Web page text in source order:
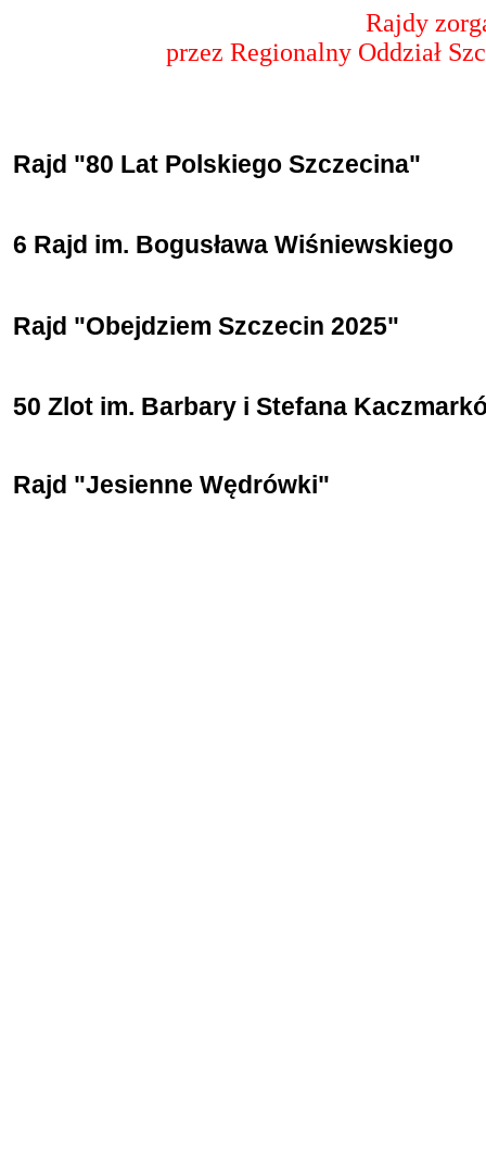
Rajdy
przez Regionalny Oddział
Rajd "80 Lat Polskiego Szczecina"
6 Rajd im. Bogusława Wiśniewskiego
Rajd "Obejdziem Szczecin 2025"
50 Zlot im. Barbary i Stefana
Rajd "Jesienne Wędrówki"